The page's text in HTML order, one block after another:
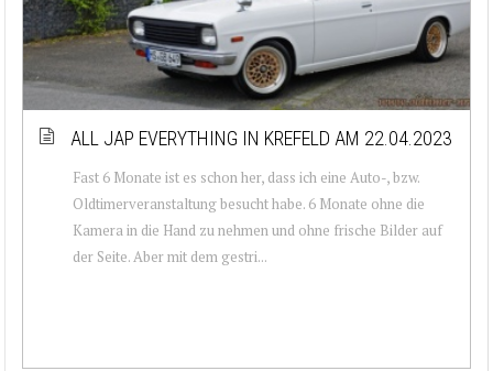
ALL JAP EVERYTHING IN KREFELD AM 22.04.2023
Fast 6 Monate ist es schon her, dass ich eine Auto-, bzw.
Oldtimerveranstaltung besucht habe. 6 Monate ohne die
Kamera in die Hand zu nehmen und ohne frische Bilder auf
der Seite. Aber mit dem gestri...